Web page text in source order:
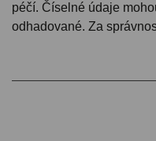
péčí. Číselné údaje
odhadované. Za